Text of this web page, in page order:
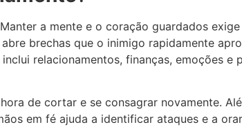
a mente e o coração guardados
brechas que o inimigo rapidamente
relacionamentos, finanças, emoções e
de cortar e se consagrar novamente.
em fé ajuda a identificar ataques e a